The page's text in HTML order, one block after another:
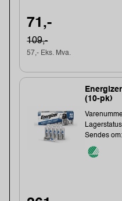
71,-
109,-
57,- Eks. Mva.
(10-pk)
Sendes